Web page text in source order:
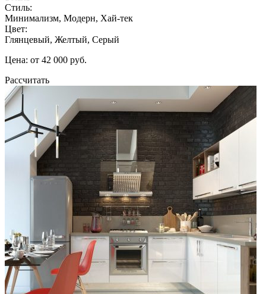
Стиль:
Минимализм, Модерн, Хай-тек
Цвет:
Глянцевый, Желтый, Серый
Цена: от 42 000 руб.
Рассчитать